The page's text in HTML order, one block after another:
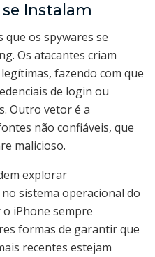
Instalam
que os spywares se
Os atacantes criam
fazendo com que
de login ou
Outro vetor é a
não confiáveis, que
malicioso.
explorar
sistema operacional do
iPhone sempre
formas de garantir que
recentes estejam